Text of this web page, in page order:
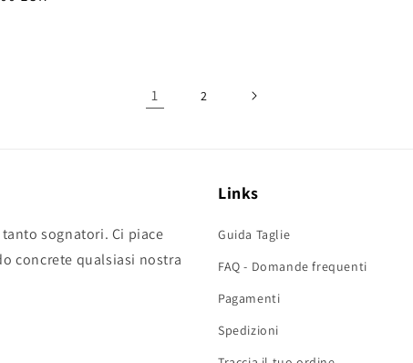
1 2
sognatori. Ci piace
concrete qualsiasi nostra
Links
Guida Taglie
FAQ - Domande frequenti
Pagamenti
Spedizioni